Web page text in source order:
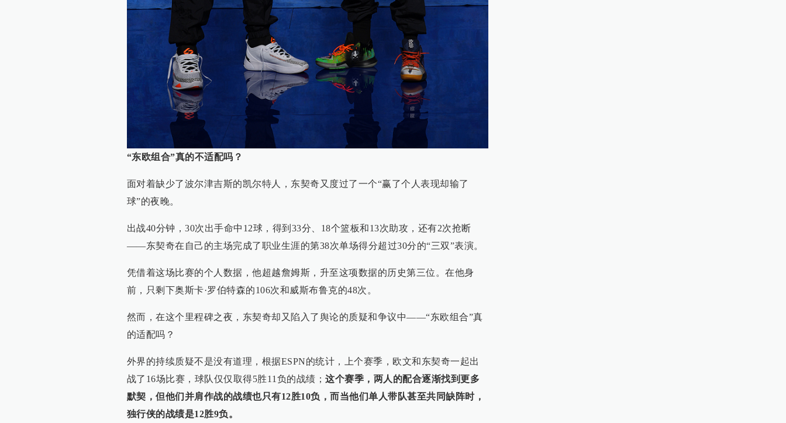
“东欧组合”真的不适配吗？
面对着缺少了波尔津吉斯的凯尔特人，东契奇又度过了一个“赢了个人表现却输了
球”的夜晚。
出战40分钟，30次出手命中12球，得到33分、18个篮板和13次助攻，还有2次抢断
——东契奇在自己的主场完成了职业生涯的第38次单场得分超过30分的“三双”表演。
凭借着这场比赛的个人数据，他超越詹姆斯，升至这项数据的历史第三位。在他身
前，只剩下奥斯卡·罗伯特森的106次和威斯布鲁克的48次。
然而，在这个里程碑之夜，东契奇却又陷入了舆论的质疑和争议中——“东欧组合”真
的适配吗？
外界的持续质疑不是没有道理，根据ESPN的统计，上个赛季，欧文和东契奇一起出
战了16场比赛，球队仅仅取得5胜11负的战绩； 这个赛季，两人的配合逐渐找到更多
默契，但他们并肩作战的战绩也只有12胜10负，而当他们单人带队甚至共同缺阵时，
独行侠的战绩是12胜9负。